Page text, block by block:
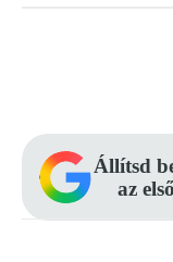
Állítsd
az